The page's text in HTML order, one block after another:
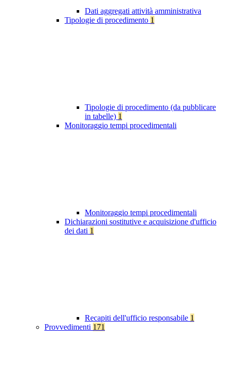
Dati aggregati attività amministrativa
Tipologie di procedimento 1
Tipologie di procedimento (da pubblicare
in tabelle) 1
Monitoraggio tempi procedimentali
Monitoraggio tempi procedimentali
Dichiarazioni sostitutive e acquisizione d'ufficio
dei dati 1
Recapiti dell'ufficio responsabile 1
Provvedimenti 171